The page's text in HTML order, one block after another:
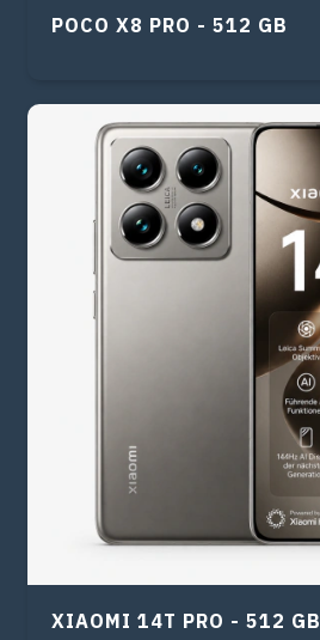
POCO X8 PRO - 512 GB
XIAOMI 14T PRO - 512 GB